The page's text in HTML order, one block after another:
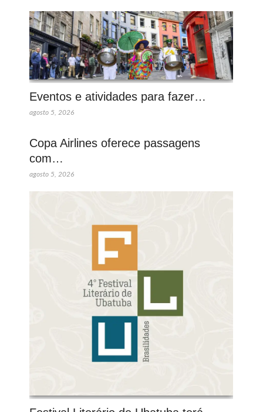
Eventos e atividades para fazer…
agosto 5, 2026
Copa Airlines oferece passagens
com…
agosto 5, 2026